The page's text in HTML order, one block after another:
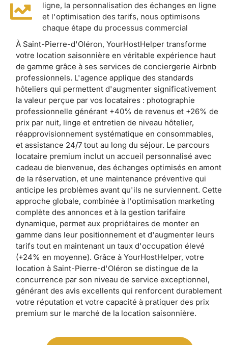
ligne, la personnalisation des échanges en ligne
et l'optimisation des tarifs, nous optimisons
chaque étape du processus commercial
À Saint-Pierre-d'Oléron, YourHostHelper transforme
votre location saisonnière en véritable expérience haut
de gamme grâce à ses services de conciergerie Airbnb
professionnels. L'agence applique des standards
hôteliers qui permettent d'augmenter significativement
la valeur perçue par vos locataires : photographie
professionnelle générant +40% de revenus et +26% de
prix par nuit, linge et entretien de niveau hôtelier,
réapprovisionnement systématique en consommables,
et assistance 24/7 tout au long du séjour. Le parcours
locataire premium inclut un accueil personnalisé avec
cadeau de bienvenue, des échanges optimisés en amont
de la réservation, et une maintenance préventive qui
anticipe les problèmes avant qu'ils ne surviennent. Cette
approche globale, combinée à l'optimisation marketing
complète des annonces et à la gestion tarifaire
dynamique, permet aux propriétaires de monter en
gamme dans leur positionnement et d'augmenter leurs
tarifs tout en maintenant un taux d'occupation élevé
(+24% en moyenne). Grâce à YourHostHelper, votre
location à Saint-Pierre-d'Oléron se distingue de la
concurrence par son niveau de service exceptionnel,
générant des avis excellents qui renforcent durablement
votre réputation et votre capacité à pratiquer des prix
premium sur le marché de la location saisonnière.